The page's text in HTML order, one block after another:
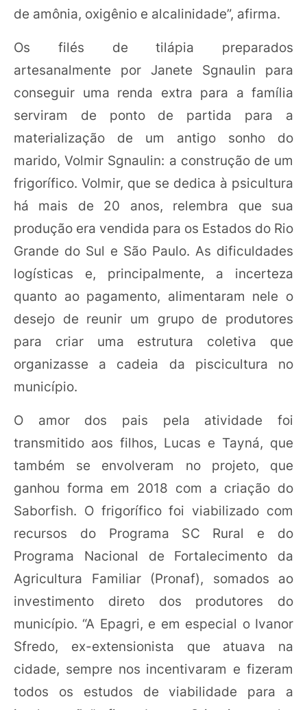
de amônia, oxigênio e alcalinidade”, afirma.
Os filés de tilápia preparados
artesanalmente por Janete Sgnaulin para
conseguir uma renda extra para a família
serviram de ponto de partida para a
materialização de um antigo sonho do
marido, Volmir Sgnaulin: a construção de um
frigorífico. Volmir, que se dedica à psicultura
há mais de 20 anos, relembra que sua
produção era vendida para os Estados do Rio
Grande do Sul e São Paulo. As dificuldades
logísticas e, principalmente, a incerteza
quanto ao pagamento, alimentaram nele o
desejo de reunir um grupo de produtores
para criar uma estrutura coletiva que
organizasse a cadeia da piscicultura no
município.
O amor dos pais pela atividade foi
transmitido aos filhos, Lucas e Tayná, que
também se envolveram no projeto, que
ganhou forma em 2018 com a criação do
Saborfish. O frigorífico foi viabilizado com
recursos do Programa SC Rural e do
Programa Nacional de Fortalecimento da
Agricultura Familiar (Pronaf), somados ao
investimento direto dos produtores do
município. “A Epagri, e em especial o Ivanor
Sfredo, ex-extensionista que atuava na
cidade, sempre nos incentivaram e fizeram
todos os estudos de viabilidade para a